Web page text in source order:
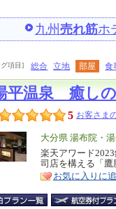
九州 売れ筋ホ
項目] 総合 立地 部屋 食
平温泉 癒し
5 お客さま
エ
リ
ア
大分県 湯布院・
特
徴
楽天アワード
司店を構える「
お気に入りに